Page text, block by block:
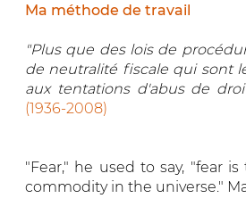
Ma méthode de travail
"Plus que des lois de
de neutralité fiscale qui sont
aux tentations d'abus de
(1936-2008)
"Fear," he used to say, "fear
commodity in the universe."